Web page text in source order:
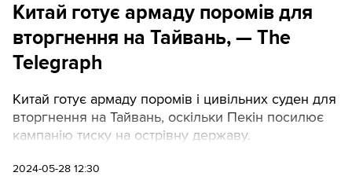
Китай готує армаду поромів для
вторгнення на Тайвань, — The
Telegraph
Китай готує армаду поромів і цивільних суден для
вторгнення на Тайвань, оскільки Пекін посилює
кампанію тиску на острівну державу.
2024-05-28 12:30